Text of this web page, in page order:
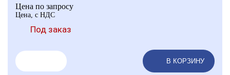
Цена по запросу
Цена, с НДС
Под заказ
В КОРЗИНУ